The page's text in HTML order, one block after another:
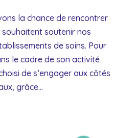
la chance de rencontrer
soutenir nos
de soins. Pour
le cadre de son activité
de s’engager aux côtés
grâce...